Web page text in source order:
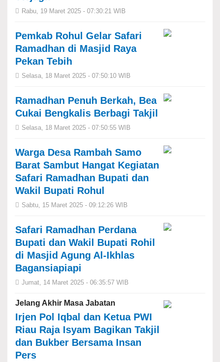
Rabu, 19 Maret 2025 - 07:30:21 WIB
Pemkab Rohul Gelar Safari
Ramadhan di Masjid Raya
Pekan Tebih
Selasa, 18 Maret 2025 - 07:50:10 WIB
Ramadhan Penuh Berkah, Bea
Cukai Bengkalis Berbagi Takjil
Selasa, 18 Maret 2025 - 07:50:55 WIB
Warga Desa Rambah Samo
Barat Sambut Hangat Kegiatan
Safari Ramadhan Bupati dan
Wakil Bupati Rohul
Sabtu, 15 Maret 2025 - 09:12:26 WIB
Safari Ramadhan Perdana
Bupati dan Wakil Bupati Rohil
di Masjid Agung Al-Ikhlas
Bagansiapiapi
Jumat, 14 Maret 2025 - 06:35:57 WIB
Jelang Akhir Masa Jabatan
Irjen Pol Iqbal dan Ketua PWI
Riau Raja Isyam Bagikan Takjil
dan Bukber Bersama Insan
Pers